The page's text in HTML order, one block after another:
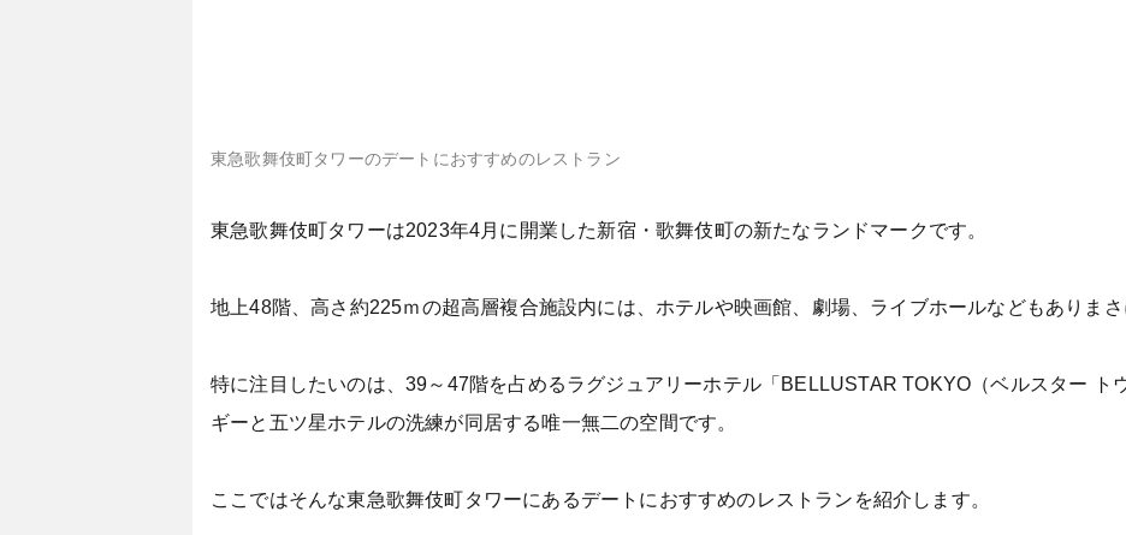
東急歌舞伎町タワーのデートにおすすめのレストラン
東急歌舞伎町タワーは2023年4月に開業した新宿・歌舞伎町の新たなランドマークです。
地上48階、高さ約225ｍの超高層複合施設内には、ホテルや映画館、劇場、ライブホールなどもありまさ
特に注目したいのは、39～47階を占めるラグジュアリーホテル「BELLUSTAR TOKYO（ベルスター ト
ギーと五ツ星ホテルの洗練が同居する唯一無二の空間です。
ここではそんな東急歌舞伎町タワーにあるデートにおすすめのレストランを紹介します。